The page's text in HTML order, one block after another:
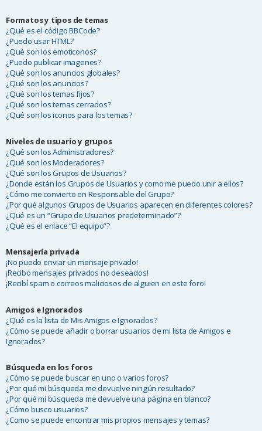
Formatos y tipos de temas
¿Qué es el código BBCode?
¿Puedo usar HTML?
¿Qué son los emoticonos?
¿Puedo publicar imagenes?
¿Qué son los anuncios globales?
¿Qué son los anuncios?
¿Qué son los temas fijos?
¿Qué son los temas cerrados?
¿Qué son los iconos para los temas?
Niveles de usuario y grupos
¿Qué son los Administradores?
¿Qué son los Moderadores?
¿Qué son los Grupos de Usuarios?
¿Donde están los Grupos de Usuarios y como me puedo unir a ellos?
¿Cómo me convierto en Responsable del Grupo?
¿Por qué algunos Grupos de Usuarios aparecen en diferentes colores?
¿Qué es un “Grupo de Usuarios predeterminado”?
¿Qué es el enlace “El equipo”?
Mensajería privada
¡No puedo enviar un mensaje privado!
¡Recibo mensajes privados no deseados!
¡Recibí spam o correos maliciosos de alguien en este foro!
Amigos e Ignorados
¿Qué es la lista de Mis Amigos e Ignorados?
¿Cómo se puede añadir o borrar usuarios de mi lista de Amigos e
Ignorados?
Búsqueda en los foros
¿Cómo se puede buscar en uno o varios foros?
¿Por qué mi búsqueda me devuelve ningún resultado?
¿Por qué mi búsqueda me devuelve una página en blanco?
¿Cómo busco usuarios?
¿Como se puede encontrar mis propios mensajes y temas?